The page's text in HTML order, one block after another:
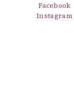
Facebook
Instagram